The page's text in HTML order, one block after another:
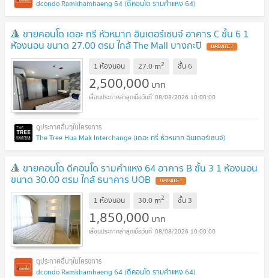
dcondo Ramkhamhaeng 64 (ดีคอนโด รามคำแหง 64)
🔺 ขายคอนโด เดอะ ทรี หัวหมาก อินเตอร์เชนจ์ อาคาร C ชั้น 6 1
ห้องนอน ขนาด 27.00 ตรม ใกล้ The Mall บางกะปิ
1 ห้องนอน 27.0 m2 ชั้น6
2,500,000 บาท
08/08/2026 10:00:00
The Tree Hua Mak Interchange (เดอะ ทรี หัวหมาก อินเตอร์เชนจ์)
🔺 ขายคอนโด ดีคอนโด รามคำแหง 64 อาคาร B ชั้น 3 1 ห้องนอน
ขนาด 30.00 ตรม ใกล้ ธนาคาร UOB
1 ห้องนอน 30.0 m2 ชั้น 3
1,850,000 บาท
08/08/2026 10:00:00
dcondo Ramkhamhaeng 64 (ดีคอนโด รามคำแหง 64)